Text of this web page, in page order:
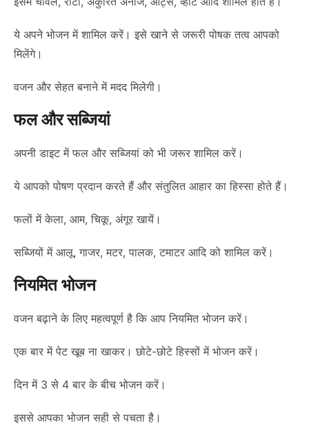
ये अपने भोजन में शामिल करें। इसे खाने से जरूरी पोषक तत्व आपको
मिलेंगे।
वजन और सेहत बनाने में मदद मिलेगी।
फल और सब्जियां
अपनी डाइट में फल और सब्जियां को भी जरूर शामिल करें।
ये आपको पोषण प्रदान करते हैं और संतुलित आहार का हिस्सा होते हैं।
फलों में केला, आम, चिकू, अंगूर खायें।
सब्जियों में आलू, गाजर, मटर, पालक, टमाटर आदि को शामिल करें।
नियमित भोजन
वजन बढ़ाने के लिए महत्वपूर्ण है कि आप नियमित भोजन करें।
एक बार में पेट खूब ना खाकर। छोटे-छोटे हिस्सों में भोजन करें।
दिन में 3 से 4 बार के बीच भोजन करें।
इससे आपका भोजन सही से पचता है।